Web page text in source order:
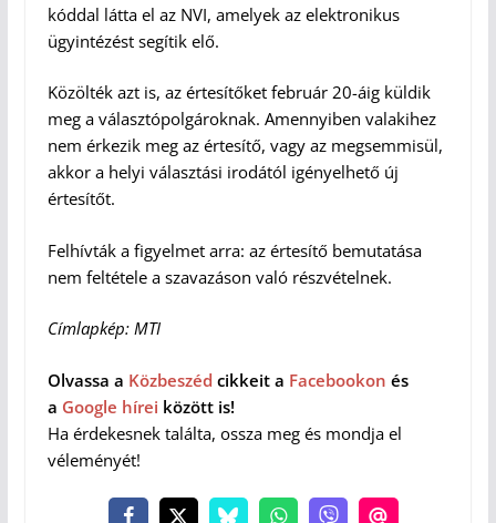
kóddal látta el az NVI, amelyek az elektronikus
ügyintézést segítik elő.
Közölték azt is, az értesítőket február 20-áig küldik
meg a választópolgároknak. Amennyiben valakihez
nem érkezik meg az értesítő, vagy az megsemmisül,
akkor a helyi választási irodától igényelhető új
értesítőt.
Felhívták a figyelmet arra: az értesítő bemutatása
nem feltétele a szavazáson való részvételnek.
Címlapkép: MTI
Olvassa a Közbeszéd cikkeit a Facebookon és
a Google hírei között is!
Ha érdekesnek találta, ossza meg és mondja el
véleményét!